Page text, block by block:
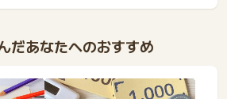
だあなたへのおすすめ